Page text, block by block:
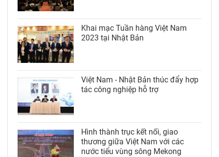
Khai mạc Tuần hàng Việt Nam
2023 tại Nhật Bản
Việt Nam - Nhật Bản thúc đẩy hợp
tác công nghiệp hỗ trợ
Hình thành trục kết nối, giao
thương giữa Việt Nam với các
nước tiểu vùng sông Mekong